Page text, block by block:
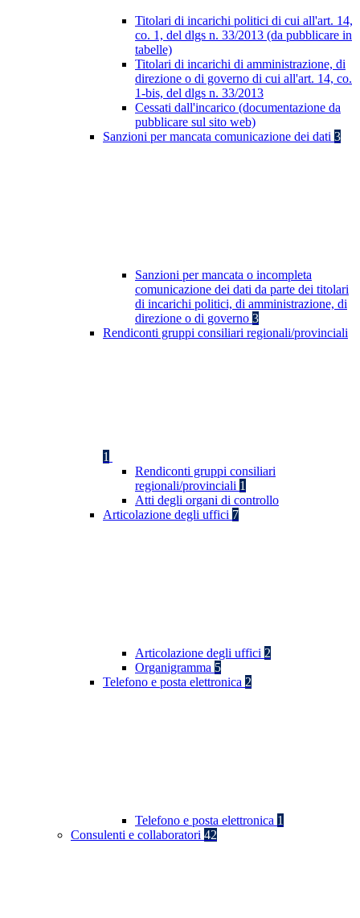
Titolari di incarichi politici di cui all'art. 14,
co. 1, del dlgs n. 33/2013 (da pubblicare in
tabelle)
Titolari di incarichi di amministrazione, di
direzione o di governo di cui all'art. 14, co.
1-bis, del dlgs n. 33/2013
Cessati dall'incarico (documentazione da
pubblicare sul sito web)
Sanzioni per mancata comunicazione dei dati 3
Sanzioni per mancata o incompleta
comunicazione dei dati da parte dei titolari
di incarichi politici, di amministrazione, di
direzione o di governo 3
Rendiconti gruppi consiliari regionali/provinciali
1
Rendiconti gruppi consiliari
regionali/provinciali 1
Atti degli organi di controllo
Articolazione degli uffici 7
Articolazione degli uffici 2
Organigramma 5
Telefono e posta elettronica 2
Telefono e posta elettronica 1
Consulenti e collaboratori 42